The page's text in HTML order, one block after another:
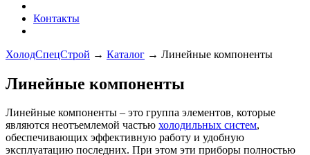
Контакты
ХолодСпецСтрой → Каталог → Линейные компоненты
Линейные компоненты
Линейные компоненты – это группа элементов, которые
являются неотъемлемой частью холодильных систем,
обеспечивающих эффективную работу и удобную
эксплуатацию последних. При этом эти приборы полностью